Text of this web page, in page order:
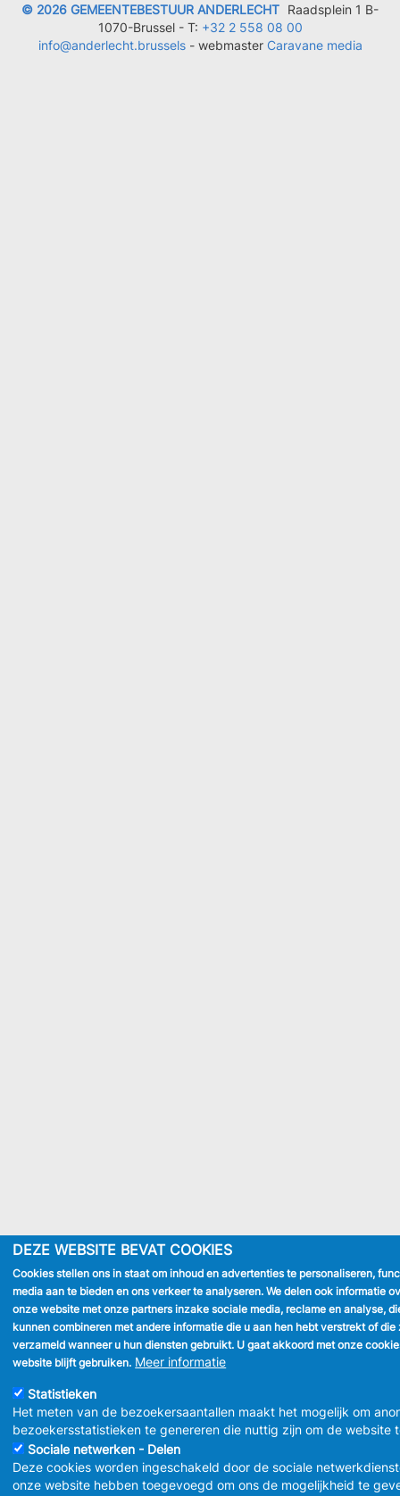
© 2026 GEMEENTEBESTUUR ANDERLECHT Raadsplein 1 B-
1070-Brussel - T: +32 2 558 08 00
info@anderlecht.brussels- webmaster Caravane media
DEZE WEBSITE BEVAT COOKIES
Cookies stellen ons in staat om inhoud en advertenties te personaliseren,
media aan te bieden en ons verkeer te analyseren. We delen ook informatie
onze website met onze partners inzake sociale media, reclame en analyse,
kunnen combineren met andere informatie die u aan hen hebt verstrekt of die
verzameld wanneer u hun diensten gebruikt. U gaat akkoord met onze
website blijft gebruiken. Meer informatie
Statistieken
Het meten van de bezoekersaantallen maakt het mogelijk om
bezoekersstatistieken te genereren die nuttig zijn om de website
Sociale netwerken - Delen
Deze cookies worden ingeschakeld door de sociale
onze website hebben toegevoegd om ons de mogelijkheid te